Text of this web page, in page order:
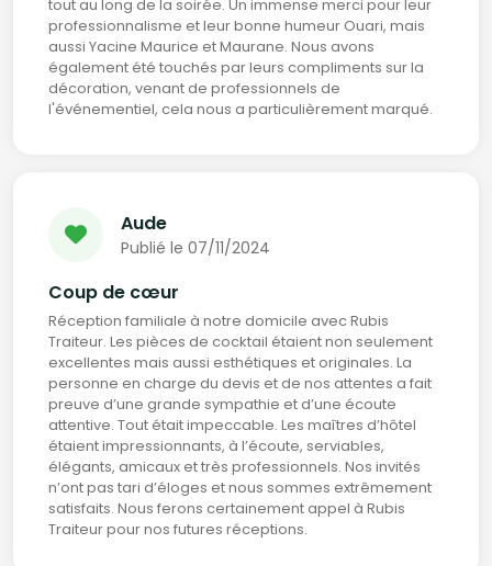
tout au long de la soirée. Un immense merci pour leur
professionnalisme et leur bonne humeur Ouari, mais
aussi Yacine Maurice et Maurane. Nous avons
également été touchés par leurs compliments sur la
décoration, venant de professionnels de
l'événementiel, cela nous a particulièrement marqué.
Aude
Publié le 07/11/2024
Coup de cœur
Réception familiale à notre domicile avec Rubis
Traiteur. Les pièces de cocktail étaient non seulement
excellentes mais aussi esthétiques et originales. La
personne en charge du devis et de nos attentes a fait
preuve d’une grande sympathie et d’une écoute
attentive. Tout était impeccable. Les maîtres d’hôtel
étaient impressionnants, à l’écoute, serviables,
élégants, amicaux et très professionnels. Nos invités
n’ont pas tari d’éloges et nous sommes extrêmement
satisfaits. Nous ferons certainement appel à Rubis
Traiteur pour nos futures réceptions.